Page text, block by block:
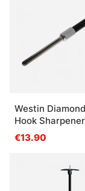
Westin
Hook
Black 13cm
€13.90